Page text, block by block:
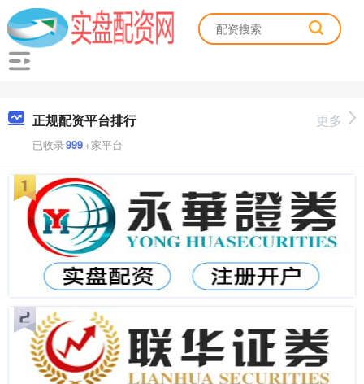
正规配资平台排行
已收录999+家平台
更多